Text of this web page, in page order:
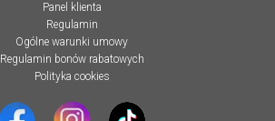
Panel klienta
Regulamin
Ogólne warunki umowy
Regulamin bonów rabatowych
Polityka cookies